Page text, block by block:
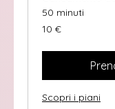
50 minuti
10
euro
10 €
Scopri i piani